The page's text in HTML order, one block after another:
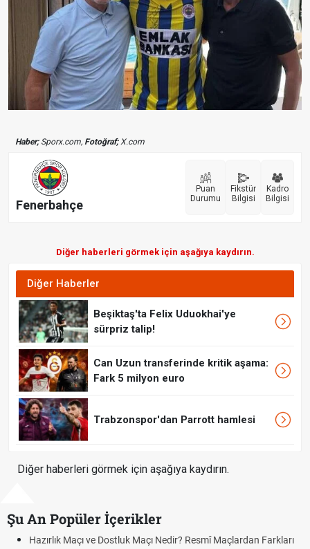
Haber;Sporx.com, Fotoğraf;X.com
Fenerbahçe
Puan
Durumu
Fikstür
Bilgisi
Kadro
Bilgisi
Diğer haberleri görmek için aşağıya kaydırın.
Diğer Haberler
Beşiktaş'ta Felix Uduokhai'ye
sürpriz talip!
Can Uzun transferinde kritik aşama:
Fark 5 milyon euro
Trabzonspor'dan Parrott hamlesi
Diğer haberleri görmek için aşağıya kaydırın.
Şu An Popüler İçerikler
Hazırlık Maçı ve Dostluk Maçı Nedir? Resmî Maçlardan Farkları